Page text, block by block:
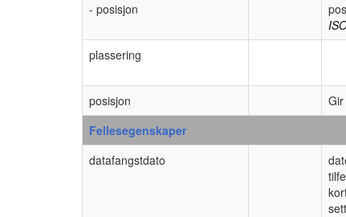
- posisjon
plassering
posisjon
Fellesegenskaper
datafangstdato